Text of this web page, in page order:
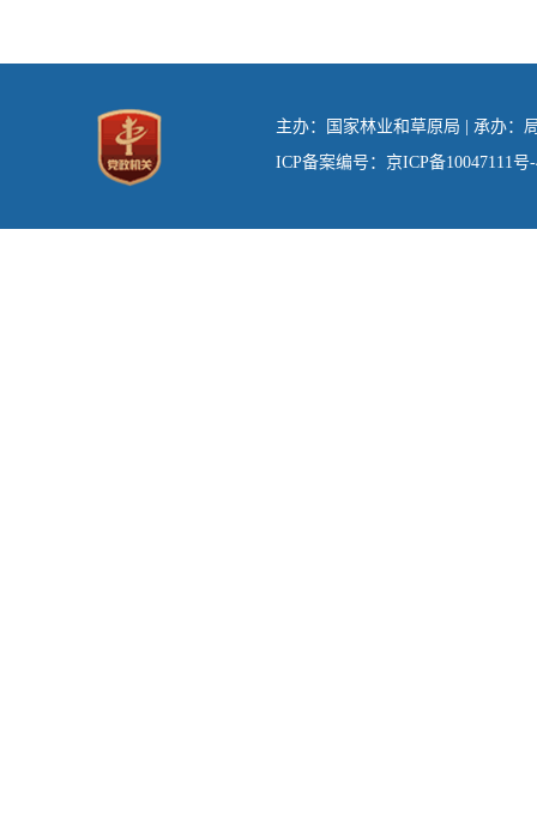
主办：国家林业和草原局 | 承办：
ICP备案编号：京ICP备10047111号